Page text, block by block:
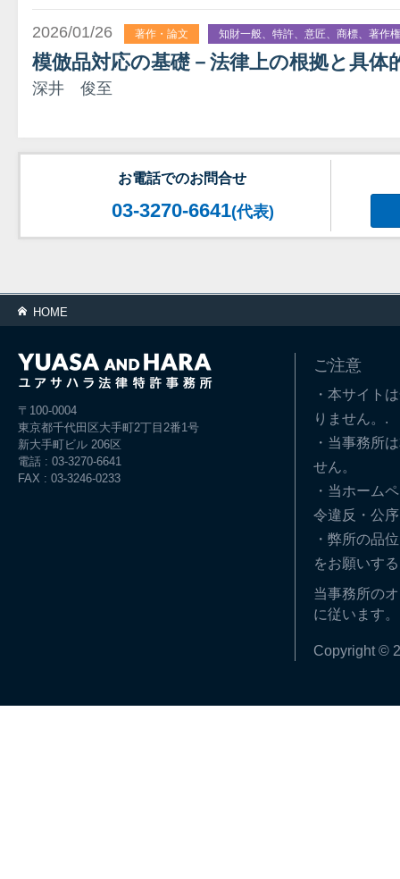
2026/01/26 著作・論文 知財一般、特許、意匠、商標、著作
模倣品対応の基礎－法律上の根拠と具体
深井 俊至
お電話でのお問合せ
03-3270-6641(代表)
HOME
〒100-0004
東京都千代田区大手町2丁目2番1号
新大手町ビル 206区
電話 : 03-3270-6641
FAX : 03-3246-0233
ご注意
・本サイト
りません。.
・当事務所
せん。
・当ホーム
令違反・公
・弊所の品
をお願いす
当事務所の
に従います。
Copyright ©